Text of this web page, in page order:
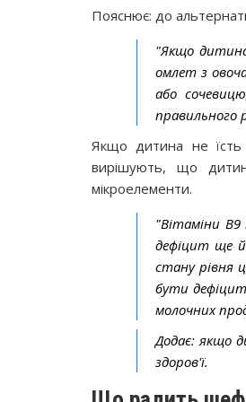
Пояснює: до
"Якщо
омлет з
або
правильного
Якщо дитина не їсть
вирішують, що
мікроелементи.
"Вітаміни В9
дефіцит ще й
стану рівня
бути
молочних
Додає: якщо
здоров'ї.